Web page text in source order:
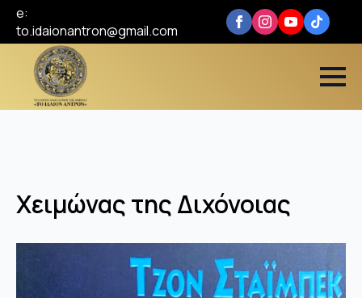
e:
to.idaionantron@gmail.com
Χειμώνας της Διχόνοιας